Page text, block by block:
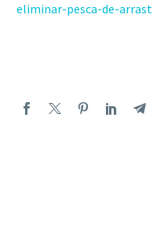
eliminar-pesca-de-